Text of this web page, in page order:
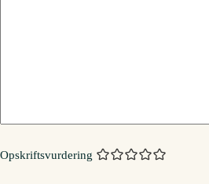
Opskriftsvurdering